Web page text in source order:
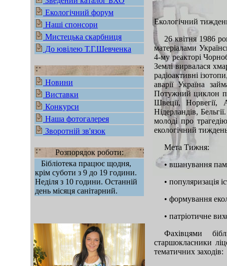
Екологічний форум
Наші спонсори
Мистецька скарбниця
До ювілею Т.Г.Шевченка
Новини
Виставки
Конкурси
Наша фотогалерея
Зворотній зв'язок
Розпорядок роботи:
Бібліотека працює щодня,
крім суботи з 9 до 19 години.
Неділя з 10 години. Останній
день місяця санітарний.
Екологічний
26 квітня 1986
матеріалами
4-му реакторі
Землі вирвалася
радіоактивні
аварії Україна
Потужний циклон
Швеції, Норвегії,
Нідерландів,
молоді про
екологічний
Мета Тижня:
• вшанування
• популяризація
• формування
• патріотичне
Фахівцями
старшокласники
тематичних заходів: